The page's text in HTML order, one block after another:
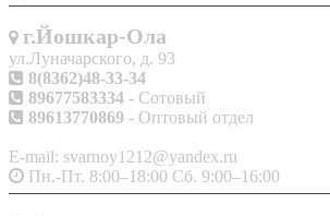
г.Йошкар-Ола
ул.Луначарского, д. 93
8(8362)48-33-34
89677583334 - Сотовый
89613770869 - Оптовый отдел
E-mail: svarnoy1212@yandex.ru
Пн.-Пт. 8:00–18:00 Сб. 9:00–16:00